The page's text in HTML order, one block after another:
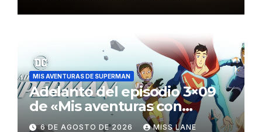
MIS AVENTURAS DE SUPERMAN
Adelanto del episodio 3×09
de «Mis aventuras con
Superman»
6 DE AGOSTO DE 2026 MISS LANE